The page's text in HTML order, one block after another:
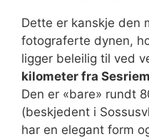
Dette er kanskje den
fotograferte dynen,
ligger beleilig til ved
kilometer fra
Den er «bare» rundt
(beskjedent i
har en elegant form